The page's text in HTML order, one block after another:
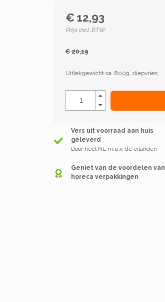
€ 12,93
Prijs incl. BTW
€ 20,19
Uitlekgewicht ca. 800g, diepvries
Vers uit voorraad aan huis
geleverd
Door heel NL m.u.v. de eilanden
Geniet van de voordelen van
horeca verpakkingen